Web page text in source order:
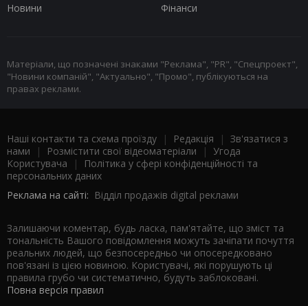
Новини
Фінанси
Матеріали, що позначені знаками "Реклама", "PR", "Спецпроект",
"Новини компаній", "Актуально", "Промо", публікуються на
правах реклами.
Наші контакти та схема проїзду | Редакція | Зв'язатися з
нами | Розмістити свої відеоматеріали | Угода
Користувача |
Політика у сфері конфіденційності та
персональних даних
Реклама на сайті: Відділ продажів digital реклами
Залишаючи коментар, будь ласка, пам'ятайте, що зміст та
тональність Вашого повідомлення можуть зачіпати почуття
реальних людей, що безпосередньо чи опосередковано
пов'язані із цією новиною. Користувачі, які порушують ці
правила грубо чи систематично, будуть заблоковані.
Повна версія правил